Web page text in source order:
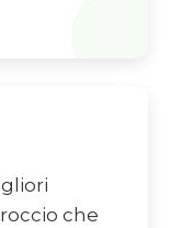
che